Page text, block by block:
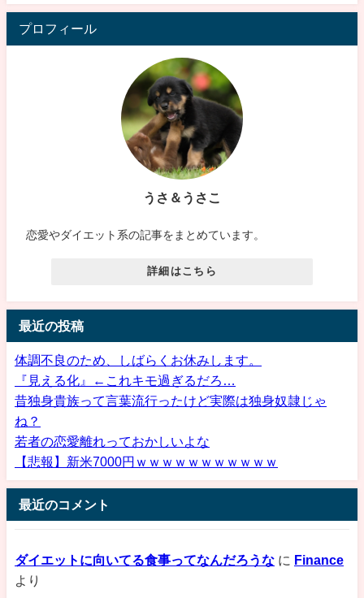
プロフィール
うさ＆うさこ
恋愛やダイエット系の記事をまとめています。
詳細はこちら
最近の投稿
体調不良のため、しばらくお休みします。
『見える化』←これキモ過ぎるだろ…
昔独身貴族って言葉流行ったけど実際は独身奴隷じゃ
ね？
若者の恋愛離れっておかしいよな
【悲報】新米7000円ｗｗｗｗｗｗｗｗｗｗｗ
最近のコメント
ダイエットに向いてる食事ってなんだろうな に Finance
より